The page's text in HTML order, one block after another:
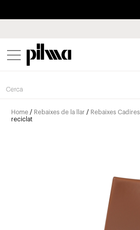
pilma
Home / Rebaixes de la llar / Rebaixes Cadires
reciclat